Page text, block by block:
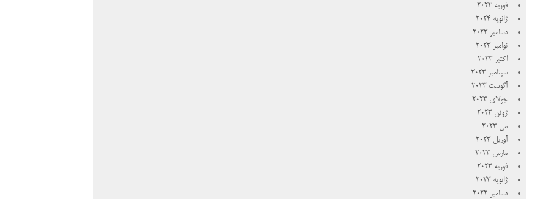
فوریه 2024
ژانویه 2024
دسامبر 2023
نوامبر 2023
اکتبر 2023
سپتامبر 2023
آگوست 2023
جولای 2023
ژوئن 2023
می 2023
آوریل 2023
مارس 2023
فوریه 2023
ژانویه 2023
دسامبر 2022